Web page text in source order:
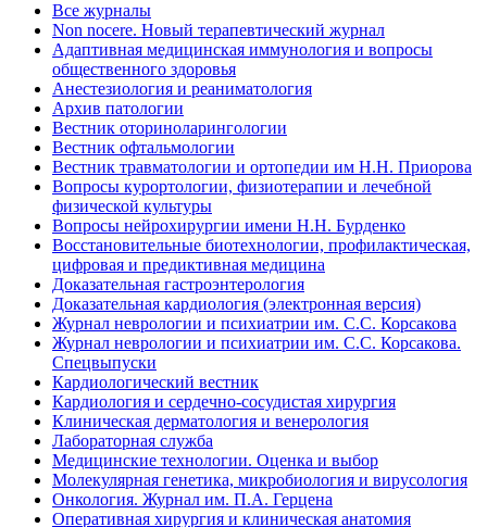
Все журналы
Non nocere. Новый терапевтический журнал
Адаптивная медицинская иммунология и вопросы
общественного здоровья
Анестезиология и реаниматология
Архив патологии
Вестник оториноларингологии
Вестник офтальмологии
Вестник травматологии и ортопедии им Н.Н. Приорова
Вопросы курортологии, физиотерапии и лечебной
физической культуры
Вопросы нейрохирургии имени Н.Н. Бурденко
Восстановительные биотехнологии, профилактическая,
цифровая и предиктивная медицина
Доказательная гастроэнтерология
Доказательная кардиология (электронная версия)
Журнал неврологии и психиатрии им. С.С. Корсакова
Журнал неврологии и психиатрии им. С.С. Корсакова.
Спецвыпуски
Кардиологический вестник
Кардиология и сердечно-сосудистая хирургия
Клиническая дерматология и венерология
Лабораторная служба
Медицинские технологии. Оценка и выбор
Молекулярная генетика, микробиология и вирусология
Онкология. Журнал им. П.А. Герцена
Оперативная хирургия и клиническая анатомия